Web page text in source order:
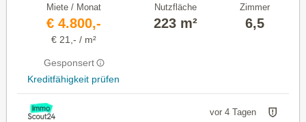
Miete / Monat
€ 4.800,-
€ 21,- / m²
Gesponsert
Kreditfähigkeit prüfen
Nutzfläche
223 m²
Zimmer
6,5
vor 4 Tagen